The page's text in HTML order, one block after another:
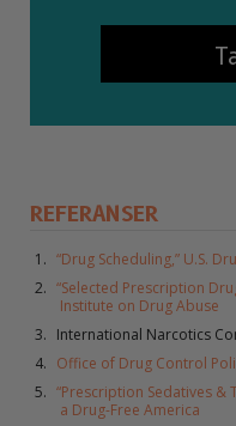
REFERANSER
“Drug Scheduling,” U.S.
“Selected Prescription
Institute on Drug Abuse
International Narcotics
Office of Drug Control
“Prescription Sedatives &
a Drug-Free America